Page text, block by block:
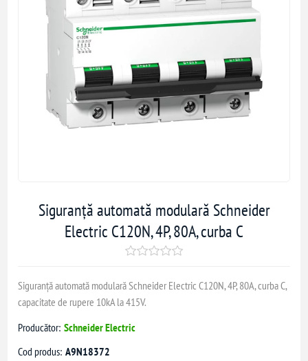
Siguranță automată modulară Schneider
Electric C120N, 4P, 80A, curba C
Siguranță automată modulară Schneider Electric C120N, 4P, 80A, curba C,
capacitate de rupere 10kA la 415V.
Producător: Schneider Electric
Cod produs: A9N18372